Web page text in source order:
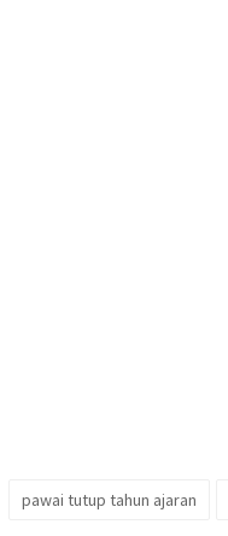
pawai tutup tahun ajaran